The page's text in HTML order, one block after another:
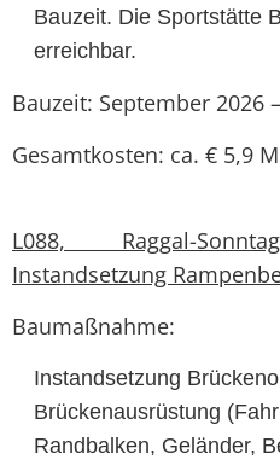
Bauzeit. Die Sportstätte
erreichbar.
Bauzeit: September 2026
Gesamtkosten: ca. € 5,9
L088, Raggal-
Instandsetzung
Baumaßnahme:
Instandsetzung
Brückenausrüstung
Randbalken, Geländer,